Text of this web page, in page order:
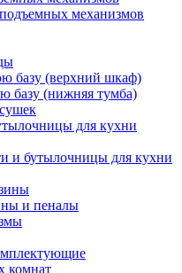
механизмов
базу (верхний шкаф)
(нижняя тумба)
для кухни
и бутылочницы для кухни
и пеналы
комнат